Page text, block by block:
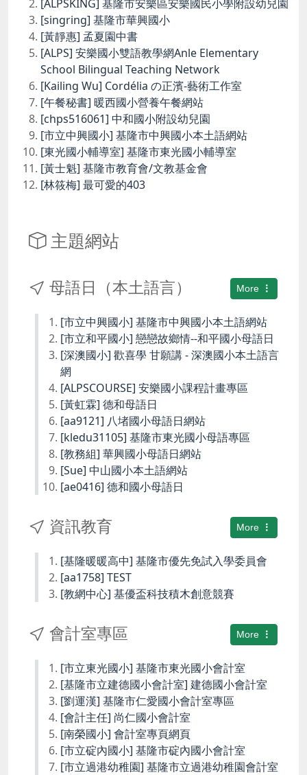
[ALPSKING] 基隆市安樂區安樂國民小學附設幼兒園
[singring] 基隆市華興國小
[黃靜惠] 孟夏園中書
[ALPS] 安樂國小雙語教學網Anle Elementary
School Bilingual Teaching Network
[Kailing Wu] Cordélia の正濱-藝術工作室
[午餐秘書] 暖西國小營養午餐網站
[chps516061] 中和國小附設幼兒園
[市立中興國小] 基隆市中興國小本土語網站
[東光國小輔導室] 基隆市東光國小輔導室
[黃士魁] 基隆市教育會/文教基金會
[林筱梅] 最可愛的403
主題網站
More
母語日（本土語言）
[市立中興國小] 基隆市中興國小本土語網站
[市立和平國小] 戀戀故鄉情--和平國小母語日
[深澳國小] 歡喜學 甘願講 - 深澳國小本土語言
網
[ALPSCOURSE] 安樂國小課程計畫專區
[黃虹霖] 德和母語日
[aa9121] 八堵國小母語日網站
[kledu31105] 基隆市東光國小母語專區
[教務組] 華興國小母語日網站
[Sue] 中山國小本土語網站
[ae0416] 德和國小母語日
More
資訊教育
[基隆暖暖高中] 基隆市優先免試入學委員會
[aa1758] TEST
[教網中心] 基優盃科技積木創意競賽
More
會計室專區
[市立東光國小] 基隆市東光國小會計室
[基隆市立建德國小會計室] 建德國小會計室
[劉運漢] 基隆市仁愛國小會計室專區
[會計主任] 尚仁國小會計室
[南榮國小] 會計室專頁網頁
[市立碇內國小] 基隆市碇內國小會計室
[市立過港幼稚園] 基隆市立過港幼稚園會計室